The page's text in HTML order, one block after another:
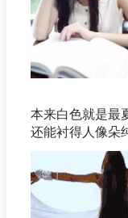
本来白色就是最
还能衬得人像朵